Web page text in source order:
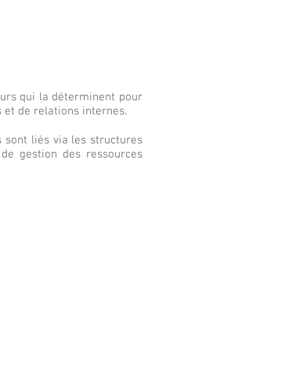
qui la déterminent pour
et de relations internes.
sont liés via les structures
gestion des ressources